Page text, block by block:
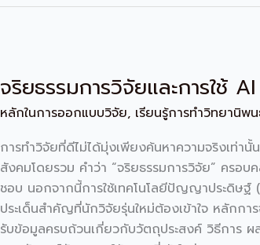
จริยธรรมการวิจัยและการใช้
หลักในการออกแบบวิจัย, เรียนรู้การทำวิทยานิพ
การทำวิจัยที่ดีไม่ได้มุ่งเพียงค้นหาความจริงเท่
สังคมโดยรวม คำว่า “จริยธรรมการวิจัย” ครอบ
ชอบ นอกจากนี้การใช้เทคโนโลยีปัญญาประดิษ
ประเด็นสำคัญที่นักวิจัยรุ่นใหม่ต้องเข้าใจ หลักก
รับข้อมูลครบถ้วนเกี่ยวกับวัตถุประสงค์ วิธีการ ผ
จริยธรรม
การ
และ
การ
ใช้
AI
อย่าง